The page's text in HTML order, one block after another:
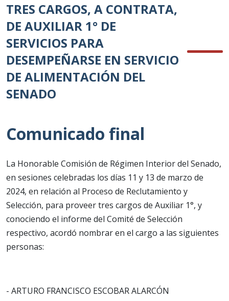
TRES CARGOS, A CONTRATA,
DE AUXILIAR 1° DE
SERVICIOS PARA
DESEMPEÑARSE EN SERVICIO
DE ALIMENTACIÓN DEL
SENADO
Comunicado final
La Honorable Comisión de Régimen Interior del Senado,
en sesiones celebradas los días 11 y 13 de marzo de
2024, en relación al Proceso de Reclutamiento y
Selección, para proveer tres cargos de Auxiliar 1°, y
conociendo el informe del Comité de Selección
respectivo, acordó nombrar en el cargo a las siguientes
personas:
- ARTURO FRANCISCO ESCOBAR ALARCÓN